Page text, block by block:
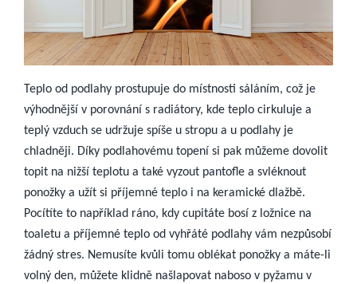
Teplo od podlahy prostupuje do místnosti sáláním, což je
výhodnější v porovnání s radiátory, kde teplo cirkuluje a
teplý vzduch se udržuje spíše u stropu a u podlahy je
chladněji. Díky podlahovému topení si pak můžeme dovolit
topit na nižší teplotu a také vyzout pantofle a svléknout
ponožky a užít si příjemné teplo i na keramické dlažbě.
Pocítíte to například ráno, kdy cupitáte bosí z ložnice na
toaletu a příjemné teplo od vyhřáté podlahy vám nezpůsobí
žádný stres. Nemusíte kvůli tomu oblékat ponožky a máte-li
volný den, můžete klidně našlapovat naboso v pyžamu v